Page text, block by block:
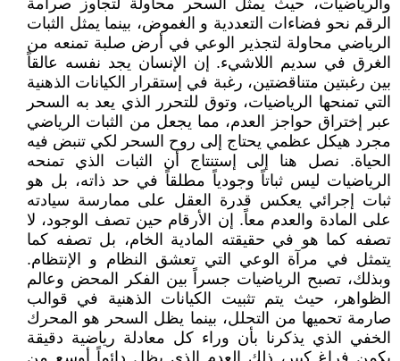
والرياضيات، حيث يمثل السحر محاولة لتجاوز صرامة
الرقم نحو فضاءات التعددية و الغموض، بينما يمثل الثبات
الرياضي محاولة لتجذير الوعي في أرض صلبة تمنعه من
الغرق في سديم اللاشيء. إن الإنسان يجد نفسه عالقاً
بين رغبتين متناقضتين، رغبة في إستقرار الكيانات الذهنية
التي تمنحها الرياضيات، وتوق للتحرر الذي يعد به السحر
عبر إختراق حواجز العدم، مما يجعل من الثبات الرياضي
مجرد هيكل عظمي يحتاج إلى روح السحر لكي تنبض فيه
الحياة. نصل هنا إلى إستنتاج أن الثبات الذي تمنحه
الرياضيات ليس ثباتاً وجودياً مطلقاً في حد ذاته، بل هو
ثبات إجرائي يعكس قدرة العقل على ممارسة سيادته
على المادة والعدم معاً. إن الأرقام حين تصف الوجود، لا
تصفه كما هو في حقيقته المادية الخام، بل تصفه كما
يتمثل في مرآة الوعي التي تعشق النظام و الإنتظام.
وبذلك، تصبح الرياضيات جسراً بين الفكر المحض وعالم
الظواهر، حيث يتم تثبيت الكيانات الذهنية في قوالب
صارمة تحميها من التحلل، بينما يظل السحر هو المحرك
الخفي الذي يذكرنا بأن وراء كل معادلة رياضية دقيقة